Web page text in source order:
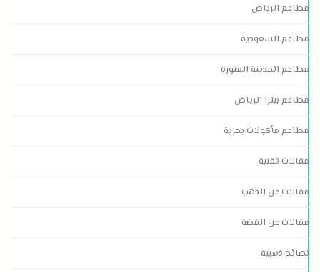
مطاعم الرياض
مطاعم السعودية
مطاعم المدينة المنورة
مطاعم بيتزا الرياض
مطاعم مأكولات بحرية
مقالات تقنية
مقالات عن الذهب
مقالات عن الفضة
نصائح ذهبية